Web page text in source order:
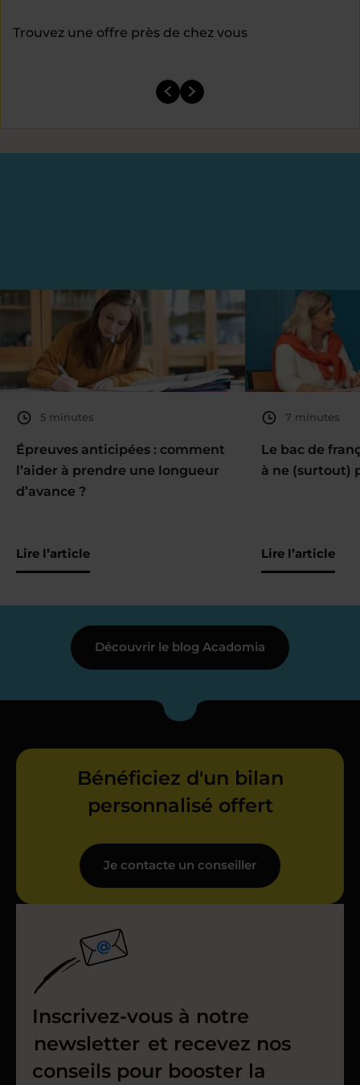
Trouvez une offre près de chez vous
5 minutes
Épreuves anticipées : comment
l’aider à prendre une longueur
d’avance ?
Lire l’article
7 minutes
Le bac de
à ne (surtout)
Lire l’article
Découvrir le blog Acadomia
Bénéficiez d'un bilan
personnalisé offert
Je contacte un conseiller
Inscrivez-vous à notre
newsletter et recevez nos
conseils pour booster la